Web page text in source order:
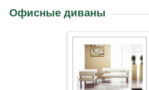
Офисные диваны